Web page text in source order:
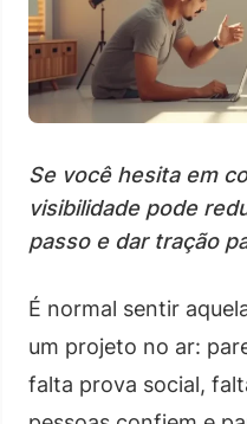
Se você hesita em
visibilidade pode
passo e dar tração
É normal sentir
um projeto no ar:
falta prova social,